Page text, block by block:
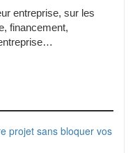
entreprise, sur les
financement,
projet sans bloquer vos